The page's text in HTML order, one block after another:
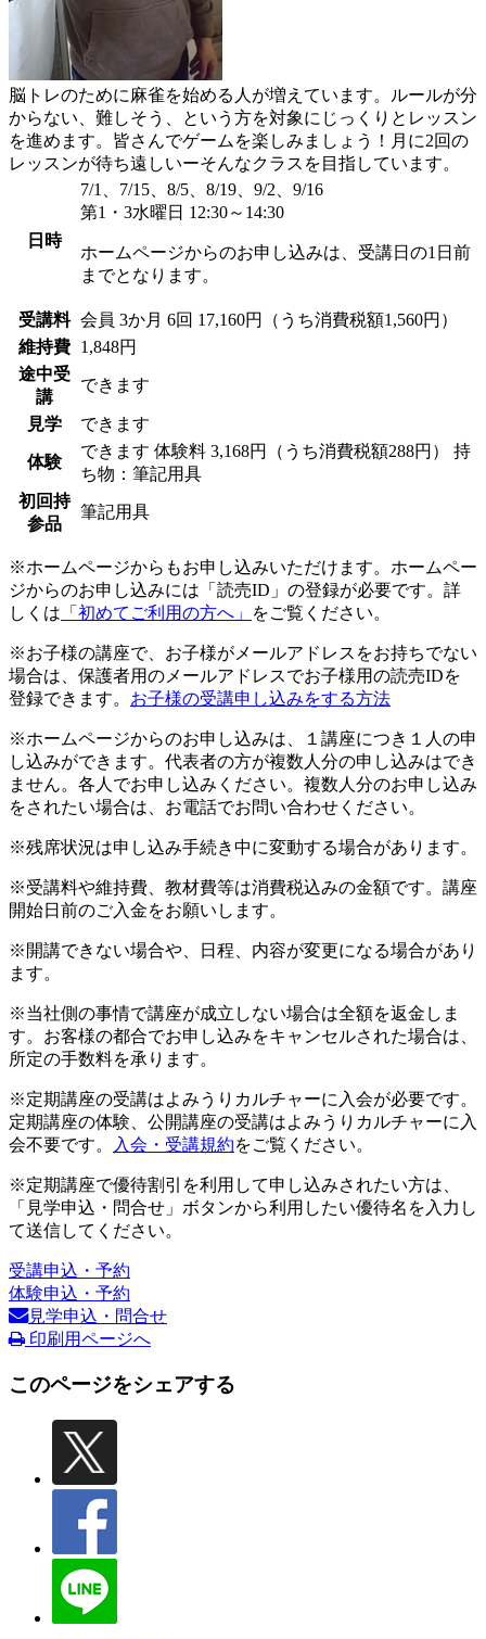
脳トレのために麻雀を始める人が増えています。ルールが分
からない、難しそう、という方を対象にじっくりとレッスン
を進めます。皆さんでゲームを楽しみましょう！月に2回の
レッスンが待ち遠しいーそんなクラスを目指しています。
日時
7/1、7/15、8/5、8/19、9/2、9/16
第1・3水曜日 12:30～14:30
ホームページからのお申し込みは、受講日の1日前
までとなります。
受講料 会員 3か月 6回 17,160円（うち消費税額1,560円）
維持費
1,848円
途中受
講
できます
見学 できます
体験
できます 体験料 3,168円（うち消費税額288円） 持
ち物：筆記用具
初回持
参品
筆記用具
※ホームページからもお申し込みいただけます。ホームペー
ジからのお申し込みには「読売ID」の登録が必要です。詳
しくは 「初めてご利用の方へ」 をご覧ください。
※お子様の講座で、お子様がメールアドレスをお持ちでない
場合は、保護者用のメールアドレスでお子様用の読売IDを
登録できます。 お子様の受講申し込みをする方法
※ホームページからのお申し込みは、１講座につき１人の申
し込みができます。代表者の方が複数人分の申し込みはでき
ません。各人でお申し込みください。複数人分のお申し込み
をされたい場合は、お電話でお問い合わせください。
※残席状況は申し込み手続き中に変動する場合があります。
※受講料や維持費、教材費等は消費税込みの金額です。講座
開始日前のご入金をお願いします。
※開講できない場合や、日程、内容が変更になる場合があり
ます。
※当社側の事情で講座が成立しない場合は全額を返金しま
す。お客様の都合でお申し込みをキャンセルされた場合は、
所定の手数料を承ります。
※定期講座の受講はよみうりカルチャーに入会が必要です。
定期講座の体験、公開講座の受講はよみうりカルチャーに入
会不要です。
入会・受講規約をご覧ください。
※定期講座で優待割引を利用して申し込みされたい方は、
「見学申込・問合せ」ボタンから利用したい優待名を入力し
て送信してください。
受講申込・予約
体験申込・予約
見学申込・問合せ
印刷用ページへ
このページをシェアする